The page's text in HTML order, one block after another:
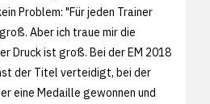
Problem: "Für jeden Trainer
Aber ich traue mir die
Druck ist groß. Bei der EM 2018
der Titel verteidigt, bei der
eine Medaille gewonnen und